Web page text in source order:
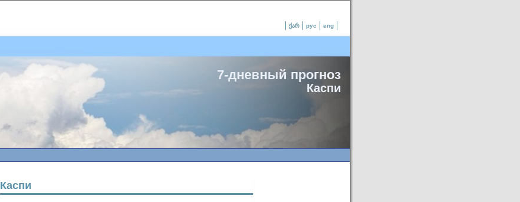
ქარ рус eng
7-дневный прогноз
Каспи
Каспи